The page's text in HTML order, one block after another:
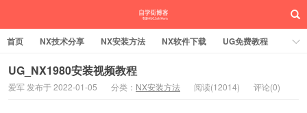
首页 NX技术分享 NX安装方法 NX软件下载
UG免费教程
UG编程加工
SW安装方法 SW技术分享
UG实战营
UG_NX1980安装视频教程
爱军 发布于 2022-01-05 分类： NX安装方法 阅读(12014) 评论(0)